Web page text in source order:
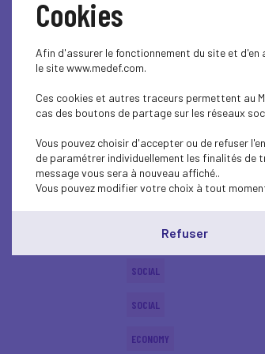
ENTREPRISE ET SOCIÉTÉ
SOCIAL
SOCIAL
ECONOMY
SOCIAL
SOCIAL
ECONOMY
Cookies
Afin d'assurer le fonctionnement du site et
le site www.medef.com.
Ces cookies et autres traceurs permettent au
cas des boutons de partage sur les réseaux
Vous pouvez choisir d'accepter ou de refuser
de paramétrer individuellement les finalités de
message vous sera à nouveau affiché..
Vous pouvez modifier votre choix à tout
Refuser